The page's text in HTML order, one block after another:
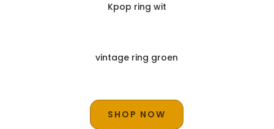
Kpop ring wit
vintage ring groen
SHOP NOW